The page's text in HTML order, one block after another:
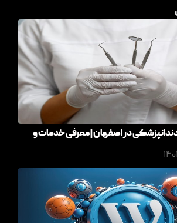
در اصفهان | معرفی خدمات و